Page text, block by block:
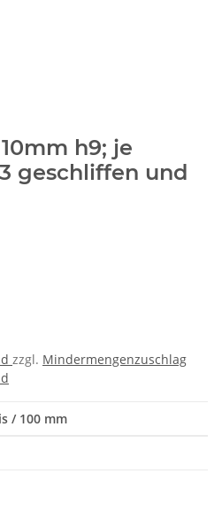
h9; je
geschliffen und
zzgl. Mindermengenzuschlag
/ 100 mm